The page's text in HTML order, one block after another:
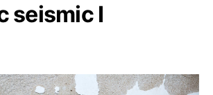
seismic I